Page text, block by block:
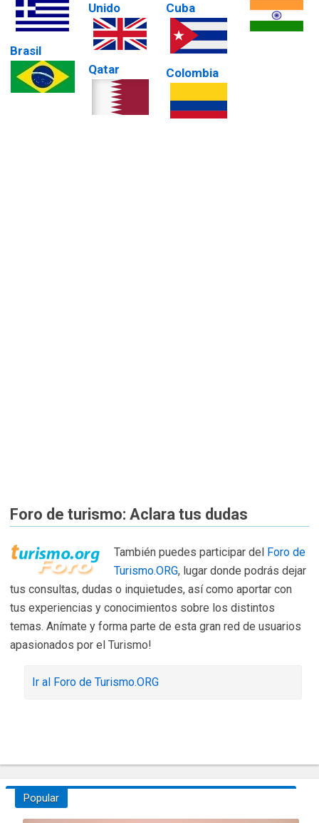
Brasil
Unido
Qatar
Cuba
Colombia
Foro de turismo: Aclara tus dudas
También puedes participar del Foro de
Turismo.ORG, lugar donde podrás dejar
tus consultas, dudas o inquietudes, así como aportar con
tus experiencias y conocimientos sobre los distintos
temas. Anímate y forma parte de esta gran red de usuarios
apasionados por el Turismo!
Ir al Foro de Turismo.ORG
Popular